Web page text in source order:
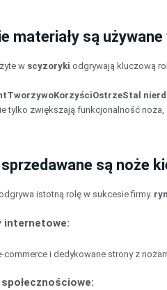
materiały są
w scyzoryki odgrywają kluczową
TworzywoKorzyściOstrzeStal
tylko zwiększają funkcjonalność
są noże
istotną rolę w sukcesie firmy.
internetowe:
commerce i dedykowane strony z
społecznościowe: